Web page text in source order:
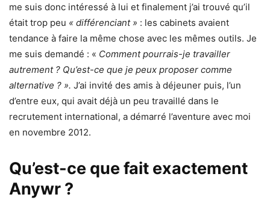
me suis donc intéressé à lui et finalement j’ai trouvé qu’il
était trop peu « différenciant » : les cabinets avaient
tendance à faire la même chose avec les mêmes outils. Je
me suis demandé : « Comment pourrais-je travailler
autrement ? Qu’est-ce que je peux proposer comme
alternative ? ». J’ai invité des amis à déjeuner puis, l’un
d’entre eux, qui avait déjà un peu travaillé dans le
recrutement international, a démarré l’aventure avec moi
en novembre 2012.
Qu’est-ce que fait exactement
Anywr ?